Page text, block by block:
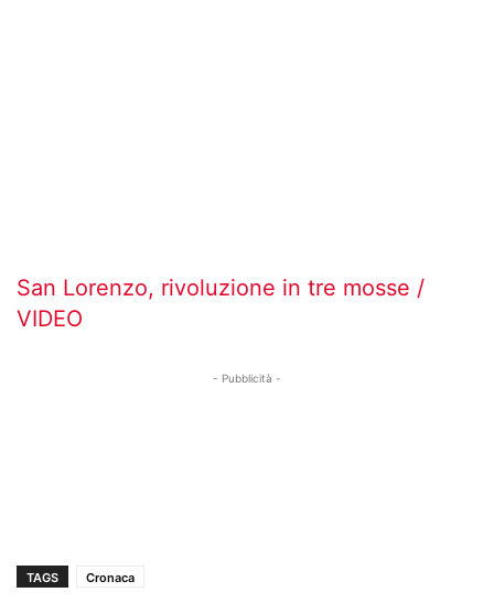
San Lorenzo, rivoluzione in tre mosse /
VIDEO
- Pubblicità -
TAGS Cronaca